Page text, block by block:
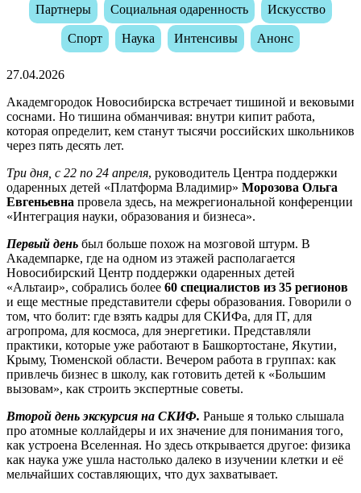
Партнеры Социальная одаренность Искусство
Спорт Наука Интенсивы Анонс
27.04.2026
Академгородок Новосибирска встречает тишиной и вековыми
соснами. Но тишина обманчивая: внутри кипит работа,
которая определит, кем станут тысячи российских школьников
через пять десять лет.
Три дня, с 22 по 24 апреля, руководитель Центра поддержки
одаренных детей «Платформа Владимир» Морозова Ольга
Евгеньевна провела здесь, на межрегиональной конференции
«Интеграция науки, образования и бизнеса».
Первый день был больше похож на мозговой штурм. В
Академпарке, где на одном из этажей располагается
Новосибирский Центр поддержки одаренных детей
«Альтаир», собрались более 60 специалистов из 35 регионов
и еще местные представители сферы образования. Говорили о
том, что болит: где взять кадры для СКИФа, для IT, для
агропрома, для космоса, для энергетики. Представляли
практики, которые уже работают в Башкортостане, Якутии,
Крыму, Тюменской области. Вечером работа в группах: как
привлечь бизнес в школу, как готовить детей к «Большим
вызовам», как строить экспертные советы.
Второй день экскурсия на СКИФ. Раньше я только слышала
про атомные коллайдеры и их значение для понимания того,
как устроена Вселенная. Но здесь открывается другое: физика
как наука уже ушла настолько далеко в изучении клетки и её
мельчайших составляющих, что дух захватывает.